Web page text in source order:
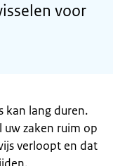
voor
kan lang duren.
uw zaken ruim op
verloopt en dat